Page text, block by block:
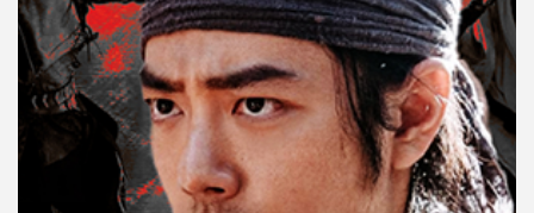
เพล
ย์
สต์
ของ
คุณ